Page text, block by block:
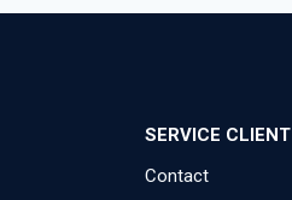
SERVICE CLIENT
Contact